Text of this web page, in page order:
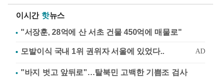
이시간 핫뉴스
"서장훈, 28억에 산 서초 건물 450억에 매물로"
"바지 벗고 앞뒤로"…탈북민 고백한 기쁨조 검사